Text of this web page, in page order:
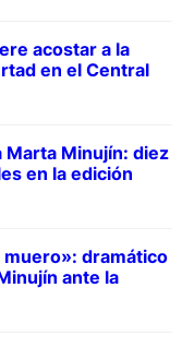
acostar a la
en el Central
Marta Minujín: diez
en la edición
muero»: dramático
ante la